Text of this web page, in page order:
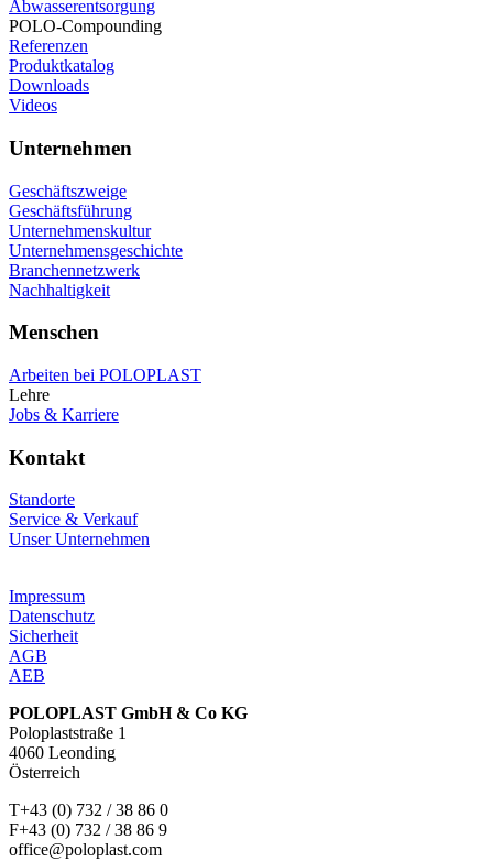
Abwasserentsorgung
POLO-Compounding
Referenzen
Produktkatalog
Downloads
Videos
Unternehmen
Geschäftszweige
Geschäftsführung
Unternehmenskultur
Unternehmensgeschichte
Branchennetzwerk
Nachhaltigkeit
Menschen
Arbeiten bei POLOPLAST
Lehre
Jobs & Karriere
Kontakt
Standorte
Service & Verkauf
Unser Unternehmen
Impressum
Datenschutz
Sicherheit
AGB
AEB
POLOPLAST GmbH & Co KG
Poloplaststraße 1
4060 Leonding
Österreich
T+43 (0) 732 / 38 86 0
F+43 (0) 732 / 38 86 9
office@poloplast.com